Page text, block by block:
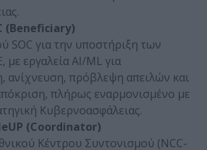
(Beneficiary)
SOC για την υποστήριξη των
εργαλεία AI/ML για
ανίχνευση, πρόβλεψη απειλών και
πλήρως εναρμονισμένο με
Κυβερνοασφάλειας.
(Coordinator)
Κέντρου Συντονισμού (NCC-